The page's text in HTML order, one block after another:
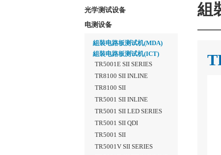
光学测试设备
电测设备
組裝电路板测试机(MDA)
組裝电路板测试机(ICT)
TR5001E SII SERIES
TR8100 SII INLINE
TR8100 SII
TR5001 SII INLINE
TR5001 SII LED SERIES
TR5001 SII QDI
TR5001 SII
TR5001V SII SERIES
組